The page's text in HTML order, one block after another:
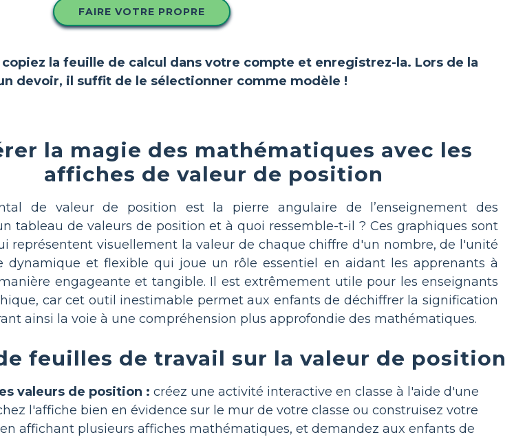
FAIRE VOTRE PROPRE
la feuille de calcul dans votre compte et enregistrez-la. Lors de la
devoir, il suffit de le sélectionner comme modèle !
la magie des mathématiques avec les
affiches de valeur de position
de valeur de position est la pierre angulaire de l’enseignement des
tableau de valeurs de position et à quoi ressemble-t-il ? Ces graphiques sont
représentent visuellement la valeur de chaque chiffre d'un nombre, de l'unité
dynamique et flexible qui joue un rôle essentiel en aidant les apprenants à
engageante et tangible. Il est extrêmement utile pour les enseignants
car cet outil inestimable permet aux enfants de déchiffrer la signification
ainsi la voie à une compréhension plus approfondie des mathématiques.
feuilles de travail sur la valeur de position
valeurs de position : créez une activité interactive en classe à l'aide d'une
l'affiche bien en évidence sur le mur de votre classe ou construisez votre
affichant plusieurs affiches mathématiques, et demandez aux enfants de